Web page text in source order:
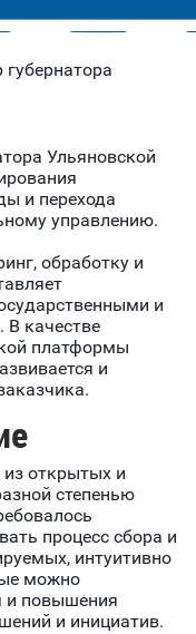
Ульяновской
и перехода
управлению.
обработку и
и
качестве
платформы
и
открытых и
степенью
процесс сбора и
интуитивно
можно
и повышения
и инициатив.